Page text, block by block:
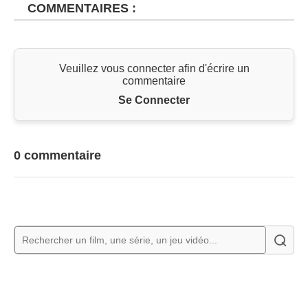
COMMENTAIRES :
Veuillez vous connecter afin d'écrire un
commentaire
Se Connecter
0 commentaire